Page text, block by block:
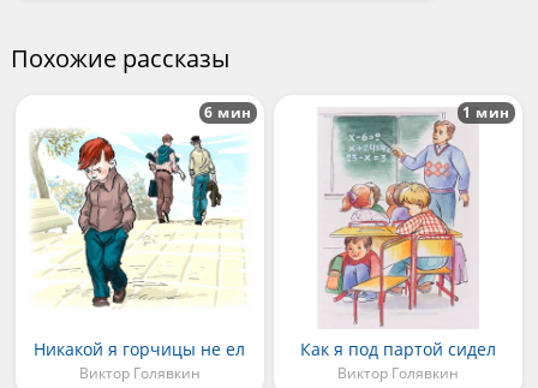
Похожие рассказы
Никакой я горчицы не ел
Виктор Голявкин
6 мин
Как я под партой сидел
Виктор Голявкин
1 мин